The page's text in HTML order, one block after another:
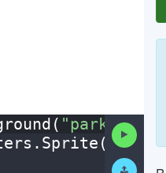
"park")¬
. Sprite(
Code